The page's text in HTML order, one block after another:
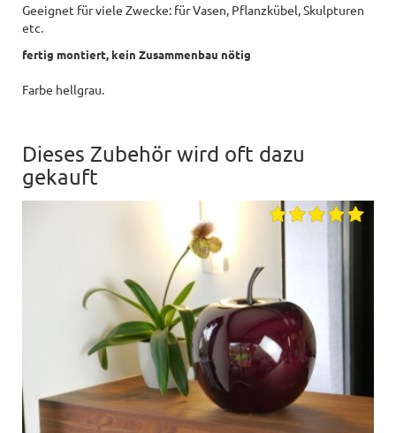
Geeignet für viele Zwecke: für Vasen, Pflanzkübel, Skulpturen
etc.
fertig montiert, kein Zusammenbau nötig
Farbe hellgrau.
Dieses Zubehör wird oft dazu
gekauft